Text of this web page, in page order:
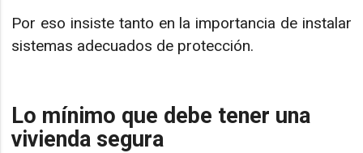
Por eso insiste tanto en la importancia de instalar
sistemas adecuados de protección.
Lo mínimo que debe tener una
vivienda segura